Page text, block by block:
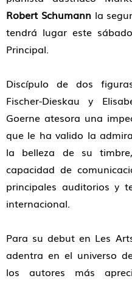
Robert Schumannla
tendrá lugar este
Principal.
Discípulo de dos
Fischer-Dieskau y
Goerne atesora una
que le ha valido la
la belleza de su
capacidad de
principales auditorios y
internacional.
Para su debut en Les
adentra en el universo
los autores más